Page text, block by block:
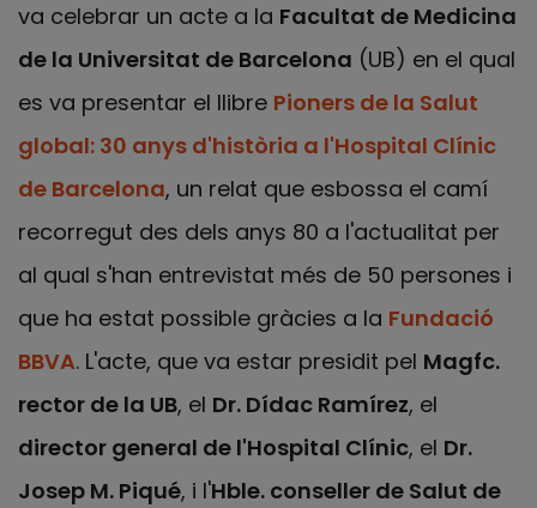
va celebrar un acte a la Facultat de Medicina
de la Universitat de Barcelona (UB) en el qual
es va presentar el llibre Pioners de la Salut
global: 30 anys d'història a l'Hospital Clínic
de Barcelona, un relat que esbossa el camí
recorregut des dels anys 80 a l'actualitat per
al qual s'han entrevistat més de 50 persones i
que ha estat possible gràcies a la Fundació
BBVA. L'acte, que va estar presidit pel Magfc.
rector de la UB, el Dr. Dídac Ramírez, el
director general de l'Hospital Clínic, el Dr.
Josep M. Piqué, i l'Hble. conseller de Salut de